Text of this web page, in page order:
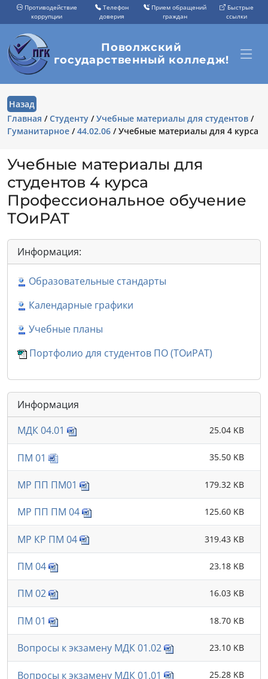
Противодействие
коррупции
Телефон
доверия
Прием обращений
граждан
Быстрые
ссылки
Поволжский
государственный колледж!
Назад
Главная /Студенту /Учебные материалы для студентов /
Гуманитарное /44.02.06 /Учебные материалы для 4 курса
Учебные материалы для
студентов 4 курса
Профессиональное обучение
ТОиРАТ
Информация:
Образовательные стандарты
Календарные графики
Учебные планы
Портфолио для студентов ПО (ТОиРАТ)
Информация
МДК 04.01
25.04 KB
ПМ 01 35.50 KB
МР ПП ПМ01 179.32 KB
МР ПП ПМ 04 125.60 KB
МР КР ПМ 04 319.43 KB
ПМ 04 23.18 KB
ПМ 02 16.03 KB
ПМ 01 18.70 KB
Вопросы к экзамену МДК 01.02 23.10 KB
Вопросы к экзамену МДК 01.01 25.28 KB